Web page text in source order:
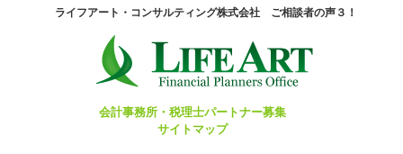
ライフアート・コンサルティング株式会社 ご相談者の声３！
会計事務所・税理士パートナー募集
サイトマップ